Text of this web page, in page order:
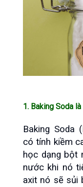
1. Baking Soda
Baking Soda
có tính kiềm
học dạng bột
nước khi nó
axit nó sẽ sủi